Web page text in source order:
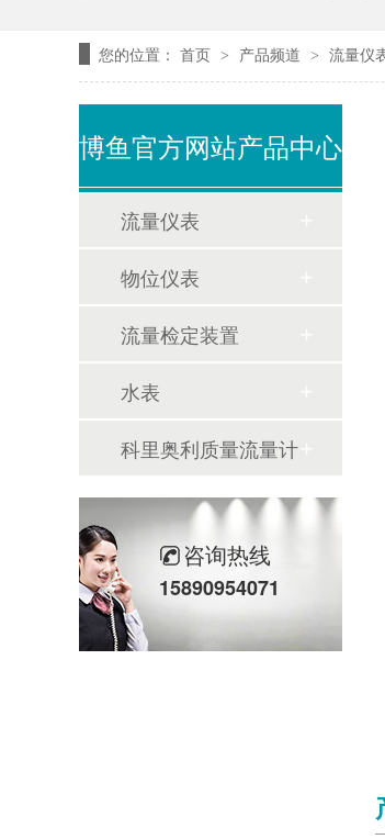
您的位置： 首页 > 产品频道 > 流量仪
博鱼官方网站产品中心
流量仪表
物位仪表
流量检定装置
水表
科里奥利质量流量计
咨询热线
15890954071